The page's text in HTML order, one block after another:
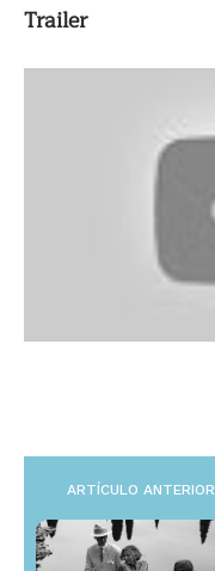
Trailer
ARTÍCULO ANTERIOR